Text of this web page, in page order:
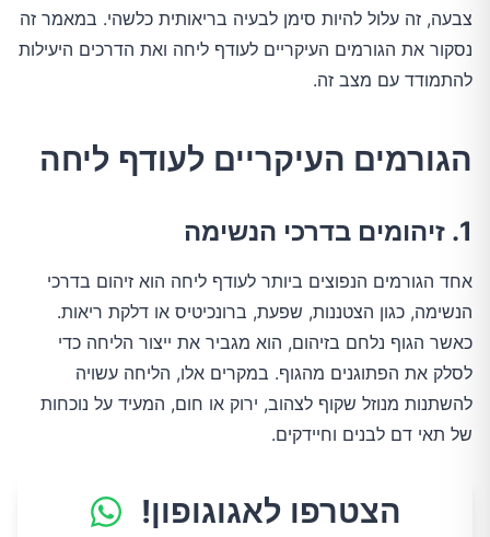
צבעה, זה עלול להיות סימן לבעיה בריאותית כלשהי. במאמר זה
נסקור את הגורמים העיקריים לעודף ליחה ואת הדרכים היעילות
להתמודד עם מצב זה.
הגורמים העיקריים לעודף ליחה
1. זיהומים בדרכי הנשימה
אחד הגורמים הנפוצים ביותר לעודף ליחה הוא זיהום בדרכי
הנשימה, כגון הצטננות, שפעת, ברונכיטיס או דלקת ריאות.
כאשר הגוף נלחם בזיהום, הוא מגביר את ייצור הליחה כדי
לסלק את הפתוגנים מהגוף. במקרים אלו, הליחה עשויה
להשתנות מנוזל שקוף לצהוב, ירוק או חום, המעיד על נוכחות
של תאי דם לבנים וחיידקים.
הצטרפו לאגוגופון!